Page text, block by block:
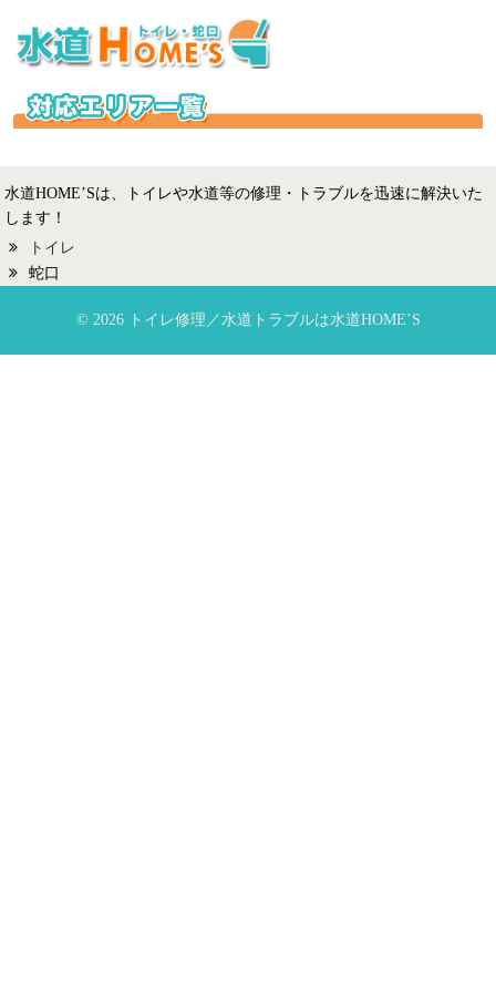
水道HOME’Sは、トイレや水道等の修理・トラブルを迅速に解決いた
します！
トイレ
蛇口
© 2026 トイレ修理／水道トラブルは水道HOME’S